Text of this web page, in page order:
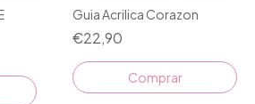
Guia Acrilica Corazon
€22,90
Comprar